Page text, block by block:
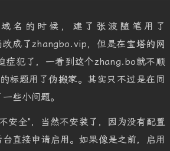
名的时候，建了张波随笔用了
成了zhangbo.vip，但是在宝塔的网
症犯了，一看到这个zhang.bo就不顺
标题用了伪搬家。其实只不过是在同
些小问题。
安全"，当然不安装了，因为没有配置
直接申请启用。如果像是之前，启用